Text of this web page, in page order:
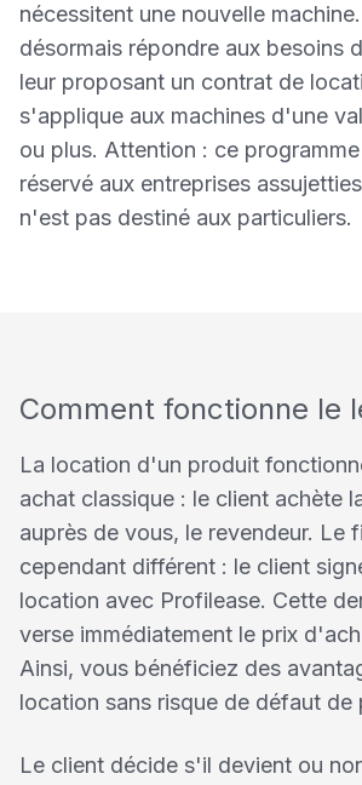
nécessitent une nouvelle
désormais répondre aux besoins
leur proposant un contrat de
s'applique aux machines d'une
ou plus. Attention : ce
réservé aux entreprises
n'est pas destiné aux particuliers.
Comment fonctionne le
La location d'un produit
achat classique : le client achète
auprès de vous, le revendeur. Le
cependant différent : le client
location avec Profilease. Cette
verse immédiatement le prix
Ainsi, vous bénéficiez des
location sans risque de défaut de
Le client décide s'il devient ou